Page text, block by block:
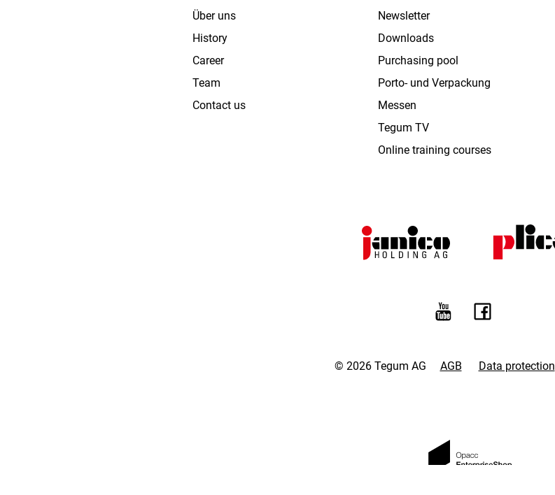
Über uns
History
Career
Team
Contact us
Newsletter
Downloads
Purchasing pool
Porto- und Verpackung
Messen
Tegum TV
Online training courses
AGB Data protection
© 2026 Tegum AG